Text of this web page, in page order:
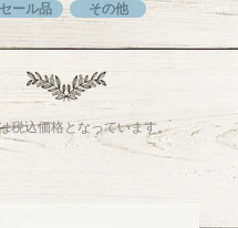
セール品 その他
税込価格となっています。